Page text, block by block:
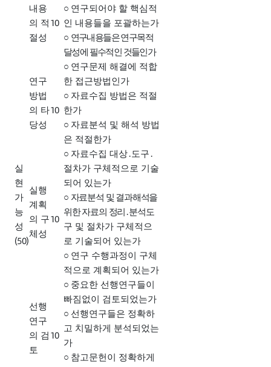
실
현
가
능
성
(50)
내용
의 적
절성
10
○ 연구되어야 할 핵심적
인 내용들을 포괄하는가
○ 연구내용들은 연구목적
달성에 필수적인 것들인가
연구
방법
의 타
당성
10
○ 연구문제 해결에 적합
한 접근방법인가
○ 자료수집 방법은 적절
한가
○ 자료분석 및 해석 방법
은 적절한가
실행
계획
의 구
체성
10
○ 자료수집 대상․도구․
절차가 구체적으로 기술
되어 있는가
○ 자료분석 및 결과해석을
위한 자료의 정리 ․분석도
구 및 절차가 구체적으
로 기술되어 있는가
○ 연구 수행과정이 구체
적으로 계획되어 있는가
선행
연구
의 검
토
10
○ 중요한 선행연구들이
빠짐없이 검토되었는가
○ 선행연구들은 정확하
고 치밀하게 분석되었는
가
○ 참고문헌이 정확하게